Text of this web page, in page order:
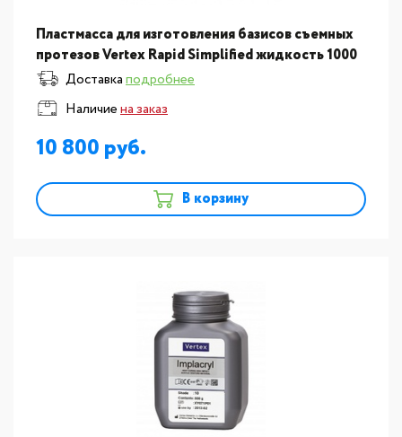
Пластмасса для изготовления базисов съемных
протезов Vertex Rapid Simplified жидкость 1000
мл
Доставкаподробнее
Наличиена заказ
10 800
В корзину